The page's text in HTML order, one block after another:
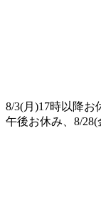
8/3(月)17時以降お
午後お休み、8/